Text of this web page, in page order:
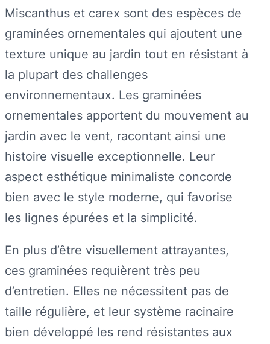
Miscanthus et carex sont des espèces de
graminées ornementales qui ajoutent une
texture unique au jardin tout en résistant à
la plupart des challenges
environnementaux. Les graminées
ornementales apportent du mouvement au
jardin avec le vent, racontant ainsi une
histoire visuelle exceptionnelle. Leur
aspect esthétique minimaliste concorde
bien avec le style moderne, qui favorise
les lignes épurées et la simplicité.
En plus d’être visuellement attrayantes,
ces graminées requièrent très peu
d’entretien. Elles ne nécessitent pas de
taille régulière, et leur système racinaire
bien développé les rend résistantes aux